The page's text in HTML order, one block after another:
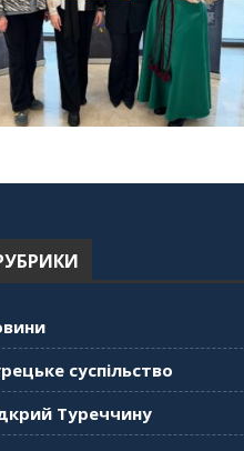
суспільство
Туреччину